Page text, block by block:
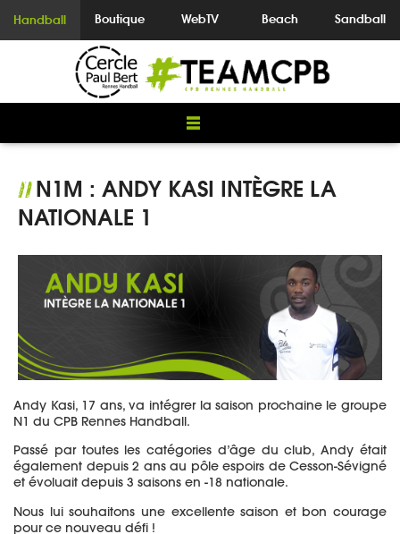
Handball Boutique WebTV Beach Sandball
//N1M : ANDY KASI INTÈGRE LA
NATIONALE 1
Andy Kasi, 17 ans, va intégrer la saison prochaine le groupe
N1 du CPB Rennes Handball.
Passé par toutes les catégories d’âge du club, Andy était
également depuis 2 ans au pôle espoirs de Cesson-Sévigné
et évoluait depuis 3 saisons en -18 nationale.
Nous lui souhaitons une excellente saison et bon courage
pour ce nouveau défi !